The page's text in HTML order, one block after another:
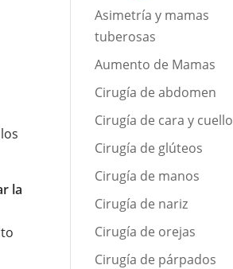
la
Asimetría y mamas
tuberosas
Aumento de Mamas
Cirugía de abdomen
Cirugía de cara y cuello
Cirugía de glúteos
Cirugía de manos
Cirugía de nariz
Cirugía de orejas
Cirugía de párpados